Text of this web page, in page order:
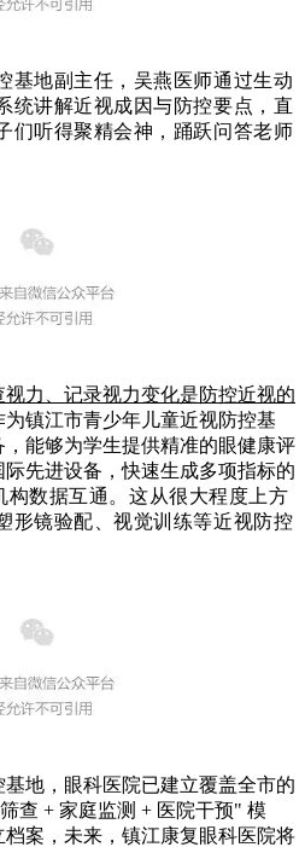
基地副主任，吴燕医师通过生动
统讲解近视成因与防控要点，直
们听得聚精会神，踊跃问答老师
视力、记录视力变化是防控近视的
镇江市青少年儿童近视防控基
能够为学生提供精准的眼健康评
先进设备，快速生成多项指标的
构数据互通 。这从很大程度上方
形镜验配、视觉训练等近视防控
地，眼科医院已建立覆盖全市的
查 + 家庭监测 + 医院干预" 模
案，未来，镇江康复眼科医院将